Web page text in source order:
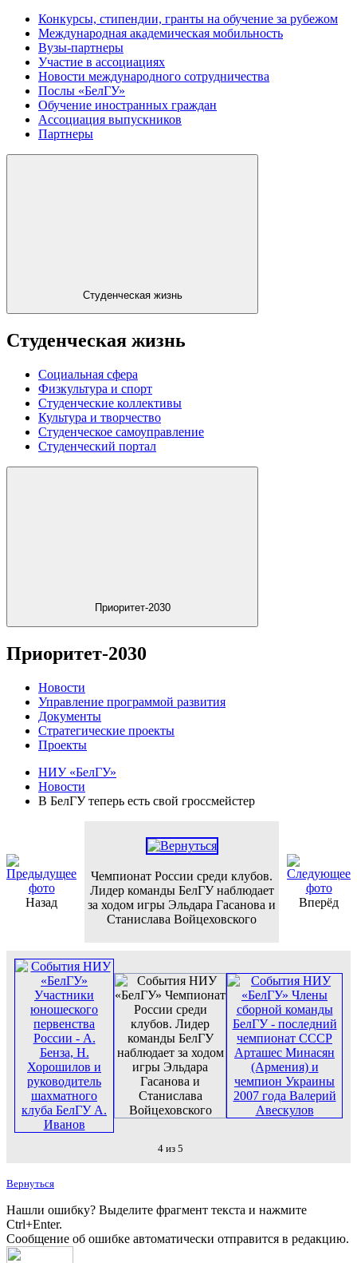
Конкурсы, стипендии, гранты на обучение за рубежом
Международная академическая мобильность
Вузы-партнеры
Участие в ассоциациях
Новости международного сотрудничества
Послы «БелГУ»
Обучение иностранных граждан
Ассоциация выпускников
Партнеры
Студенческая жизнь
Студенческая жизнь
Социальная сфера
Физкультура и спорт
Студенческие коллективы
Культура и творчество
Студенческое самоуправление
Студенческий портал
Приоритет-2030
Приоритет-2030
Новости
Управление программой развития
Документы
Стратегические проекты
Проекты
НИУ «БелГУ»
Новости
В БелГУ теперь есть свой гроссмейстер
Назад
Чемпионат России среди клубов.
Лидер команды БелГУ наблюдает
за ходом игры Эльдара Гасанова и
Станислава Войцеховского
Вперёд
4 из 5
Вернуться
Нашли ошибку? Выделите фрагмент текста и нажмите
Ctrl+Enter.
Сообщение об ошибке автоматически отправится в редакцию.